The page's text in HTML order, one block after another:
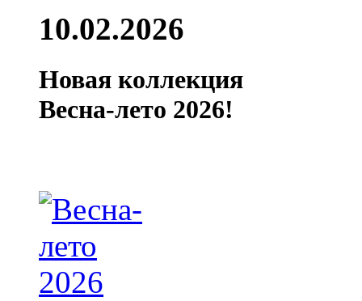
10.02.2026
Новая коллекция
Весна-лето 2026!